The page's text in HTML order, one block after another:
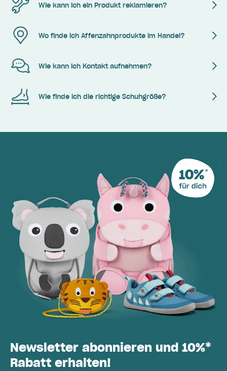
Wie kann ich ein Produkt reklamieren?
Wo finde ich Affenzahnprodukte im Handel?
Wie kann ich Kontakt aufnehmen?
Wie finde ich die richtige Schuhgröße?
Newsletter abonnieren und 10%*
Rabatt erhalten!